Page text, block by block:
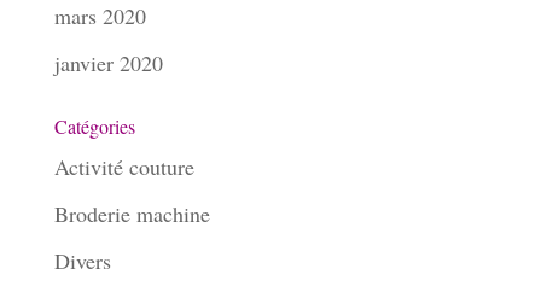
mars 2020
janvier 2020
Catégories
Activité couture
Broderie machine
Divers